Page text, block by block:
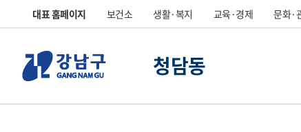
대표 홈페이지 보건소 생활·복지 교육·경제 문화·
청담동